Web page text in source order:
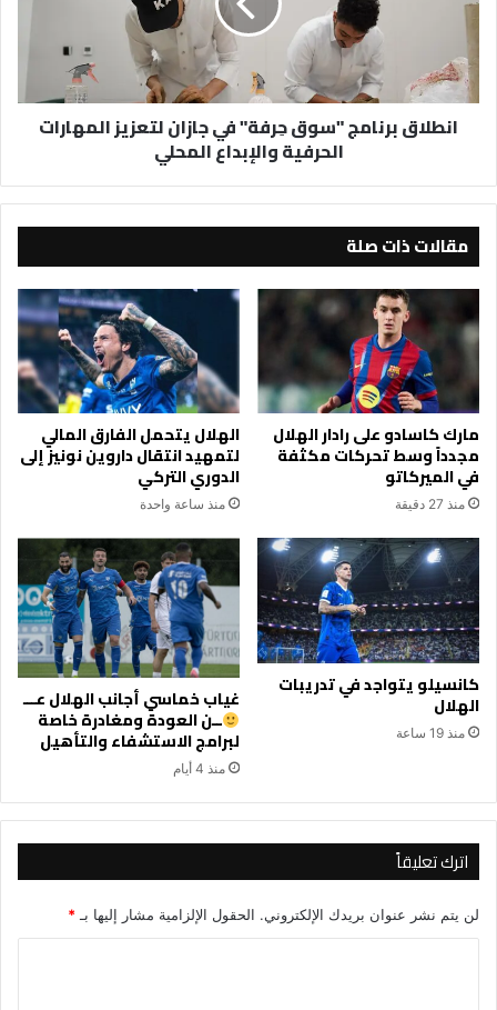
في
لتعزيز
المهارات
الحرفية
والإبداع
انطلاق برنامج "سوق حِرفة" في جازان لتعزيز المهارات
الحرفية والإبداع المحلي
مقالات ذات صلة
مارك كاسادو على رادار الهلال
مجدداً وسط تحركات مكثفة
في الميركاتو
منذ 27 دقيقة
الهلال يتحمل الفارق المالي
لتمهيد انتقال داروين نونيز إلى
الدوري التركي
منذ ساعة واحدة
كانسيلو يتواجد في تدريبات
الهلال
منذ 19 ساعة
غياب خماسي أجانب الهلال عـــ
ــن العودة ومغادرة خاصة
لبرامج الاستشفاء والتأهيل
منذ 4 أيام
اترك تعليقاً
لن يتم نشر عنوان بريدك الإلكتروني. الحقول الإلزامية مشار إليها بـ*